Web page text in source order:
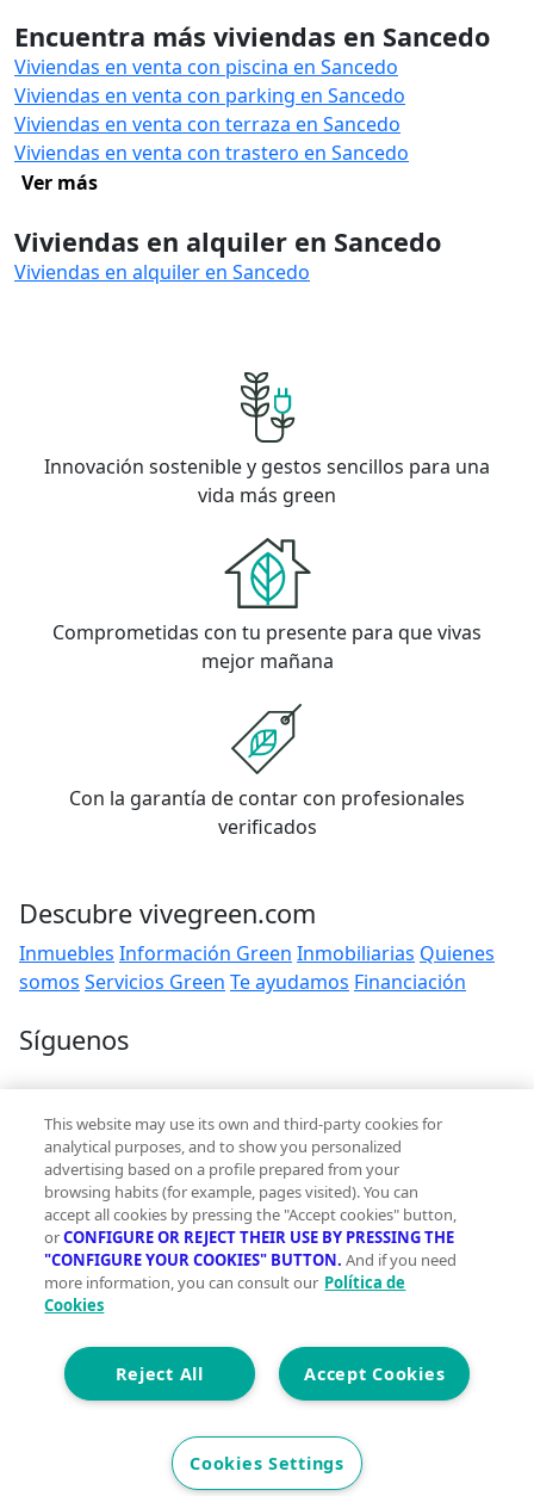
Encuentra más viviendas en Sancedo
Viviendas en venta con piscina en Sancedo
Viviendas en venta con parking en Sancedo
Viviendas en venta con terraza en Sancedo
Viviendas en venta con trastero en Sancedo
Ver más
Viviendas en alquiler en Sancedo
Viviendas en alquiler en Sancedo
Innovación sostenible y gestos sencillos para una
vida más green
Comprometidas con tu presente para que vivas
mejor mañana
Con la garantía de contar con profesionales
verificados
Descubre vivegreen.com
Inmuebles Información Green Inmobiliarias Quienes
somos Servicios Green Te ayudamos Financiación
Síguenos
Contacto
hola@vivegreen.com
Aviso Legal
Condiciones de uso
Politica de privacidad
Política de cookies
Accesibilidad
© 2026 Vivegreen - Todos los derechos reservados - UCI
SERVICIOS PARA PROFESIONALES INMOBILIARIOS, S.A.U
This website may use its own and third-party cookies for
analytical purposes, and to show you personalized
advertising based on a profile prepared from your
browsing habits (for example, pages visited). You can
accept all cookies by pressing the "Accept cookies" button,
orCONFIGURE OR REJECT THEIR USE BY PRESSING THE
"CONFIGURE YOUR COOKIES" BUTTON. And if you need
more information, you can consult our Política de
Cookies
Accept Cookies
Reject All
Cookies Settings